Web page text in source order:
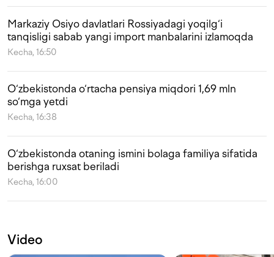
Markaziy Osiyo davlatlari Rossiyadagi yoqilg‘i
tanqisligi sabab yangi import manbalarini izlamoqda
Kecha, 16:50
O‘zbekistonda o‘rtacha pensiya miqdori 1,69 mln
so‘mga yetdi
Kecha, 16:38
O‘zbekistonda otaning ismini bolaga familiya sifatida
berishga ruxsat beriladi
Kecha, 16:00
Video